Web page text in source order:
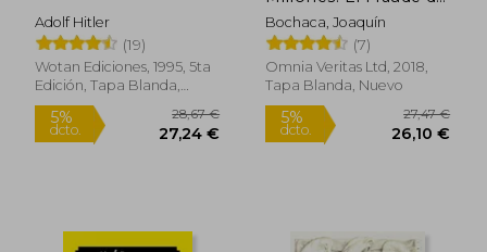
Adolf Hitler
(19)
Wotan Ediciones, 1995, 5ta
Edición, Tapa Blanda,
Nuevo
los Judíos Asesinados
por Hitler
Bochaca, Joaquín
(7)
Omnia Veritas Ltd, 2018,
Tapa Blanda, Nuevo